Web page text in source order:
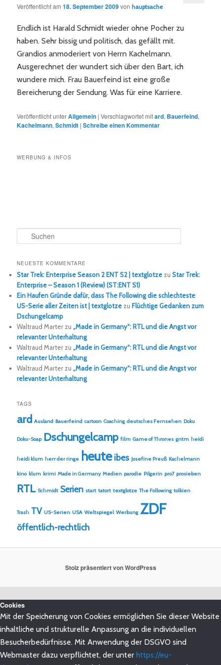
Veröffentlicht am18. September 2009vonhauptsache
Endlich ist Harald Schmidt wieder ohne Pocher zu
haben. Sehr bissig und politisch, das gefällt mit.
Grandios anmoderiert von Herrn Kachelmann.
Ausgerechnet der wundert sich über den Bart, ich
wundere mich. Frau Bauerfeind ist eine große
Bereicherung der Sendung. Was für eine Karriere.
Veröffentlicht unterAllgemein |Verschlagwortet mitard, Bauerfeind,
Kachelmann,Schmidt |Schreibe einen Kommentar
WERBUNG & INFOS
u
h
e
n
NEUESTE KOMMENTARE
Star Trek: Enterprise Season 2 ENT S2 | textglotze zuStar Trek:
Enterprise – Season 1 (Review) (ST:ENT S1)
Ein Haufen Gründe dafür, dass The Following die schlechteste
US-Serie aller Zeiten ist | textglotze zu Flüchtige Gedanken zum
Dschungelcamp
Waltraud Marter zu„Made in Germany“: RTL und die Angst vor
relevanter Unterhaltung
Waltraud Marter zu„Made in Germany“: RTL und die Angst vor
relevanter Unterhaltung
Waltraud Marter zu„Made in Germany“: RTL und die Angst vor
relevanter Unterhaltung
TAGS
ard Ausland Bauerfeind cartoon Coaching deutsches Fernsehen Doku
Doku-Soap Dschungelcamp film Game of Thrones gntm heidi
heidi klum herr der ringe heute ibes Josefine Preuß Kachelmann
kino klum krimi Made in Germany Medien parodie Pilgerin pro7 prosieben
RTL Schmidt Serien start tatort textglotze The Following tolkien
Trash TV US-Serien USA Weltspiegel Werbung ZDF
öffentlich-rechtlich
Stolz präsentiert von WordPress
Cookies
Mit der Speicherung von Cookies ermöglichen Sie dieser Website
inhaltliche und strukturelle Anpassung an die individuellen
Besucherbedürfnisse. Mit Anwendung der DSGVO sind
Webmaster dazu verpflichtet, der unter https://eu-